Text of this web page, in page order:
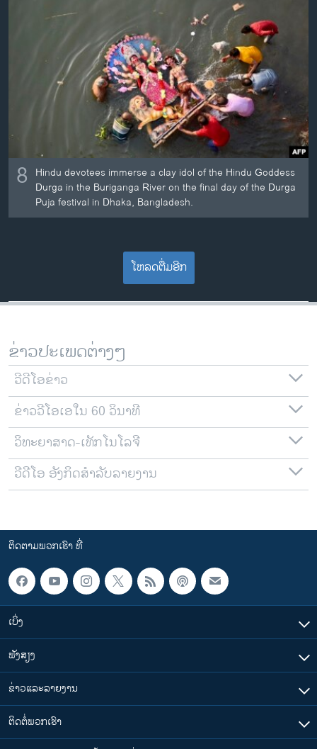
8 Hindu devotees immerse a clay idol of the Hindu Goddess
Durga in the Buriganga River on the final day of the Durga
Puja festival in Dhaka, Bangladesh.
ໂຫລດຕື່ມອີກ
ຂ່າວປະເພດຕ່າງໆ
ວີດີໂອຂ່າວ
ຂ່າວວີໂອເອໃນ 60 ວິນາທີ
ວິທະຍາສາດ-ເທັກໂນໂລຈີ
ວີດີໂອ ອັງກິດສຳລັບລາຍງານ
ຕິດຕາມພວກເຮົາ ທີ່
ເບິ່ງ
ຟັງສຽງ
ຂ່າວແລະລາຍງານ
ຕິດຕໍ່ພວກເຮົາ